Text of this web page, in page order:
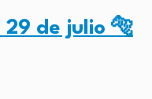
29 de julio 🐅